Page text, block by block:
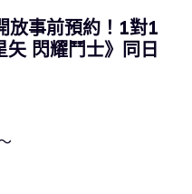
放事前預約！1對1
閃耀鬥士》同日